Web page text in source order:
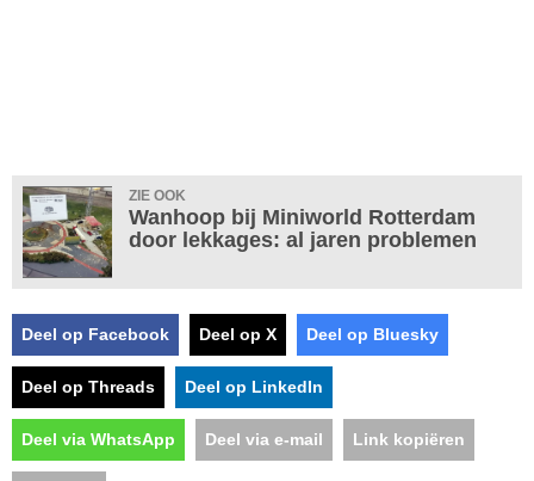
ZIE OOK
Wanhoop bij Miniworld Rotterdam
door lekkages: al jaren problemen
Deel op Facebook Deel op X Deel op Bluesky
Deel op Threads Deel op LinkedIn
Deel via WhatsApp Deel via e-mail Link kopiëren